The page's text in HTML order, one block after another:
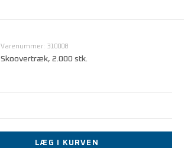
Varenummer: 310008
Skoovertræk, 2.000 stk.
LÆG I KURVEN